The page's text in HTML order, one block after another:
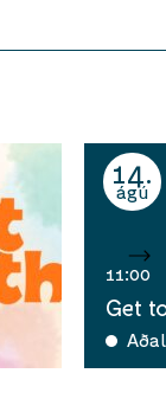
14
ágú
11:00
Get